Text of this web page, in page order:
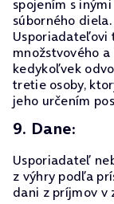
spojením s
súborného
Usporiadateľovi
množstvového
kedykoľvek
tretie osoby,
jeho určením
9. Dane:
Usporiadateľ
z výhry podľa
dani z príjmov v